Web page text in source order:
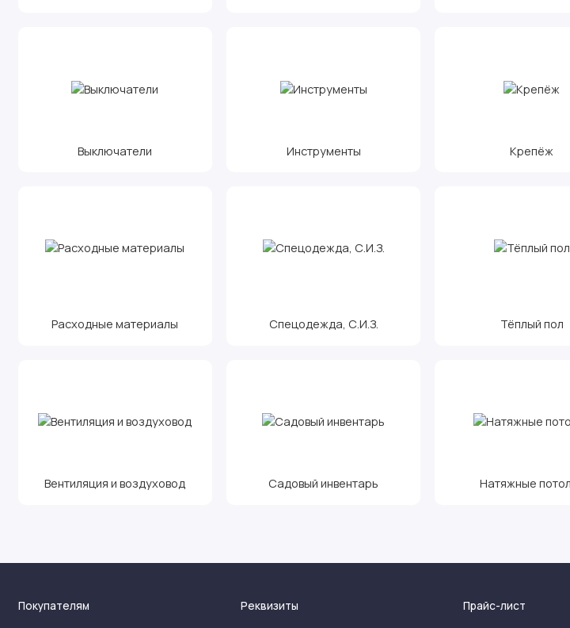
Выключатели Инструменты Крепёж
Расходные материалы Спецодежда, С.И.З. Тёплый пол
Вентиляция и воздуховод Садовый инвентарь Натяжные
Покупателям Реквизиты Прайс-лист